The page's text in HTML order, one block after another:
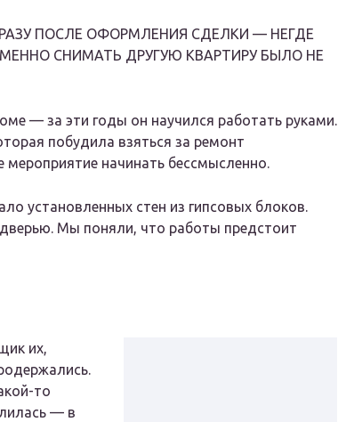
ПОСЛЕ ОФОРМЛЕНИЯ СДЕЛКИ — НЕГДЕ
СНИМАТЬ ДРУГУЮ КВАРТИРУ БЫЛО НЕ
— за эти годы он научился работать руками.
побудила взяться за ремонт
начинать бессмысленно.
установленных стен из гипсовых блоков.
Мы поняли, что работы предстоит
их,
то
— в